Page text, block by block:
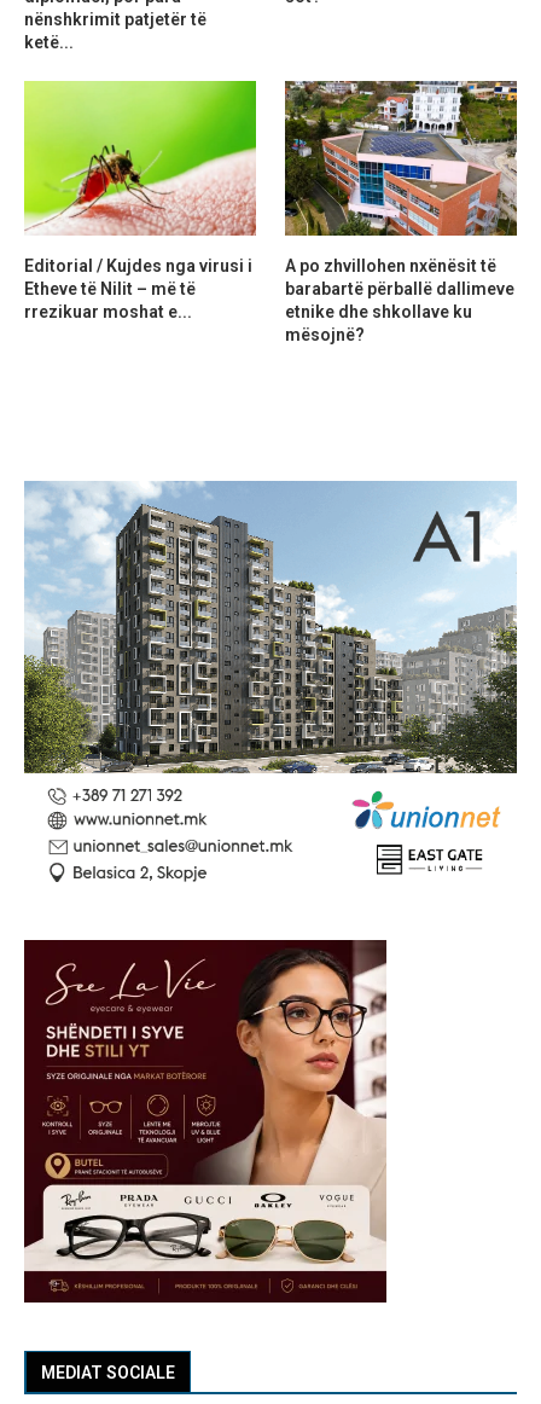
MEDIAT SOCIALE
nënshkrimit patjetër të
ketë...
Editorial / Kujdes nga virusi i
Etheve të Nilit – më të
rrezikuar moshat e...
A po zhvillohen nxënësit të
barabartë përballë dallimeve
etnike dhe shkollave ku
mësojnë?